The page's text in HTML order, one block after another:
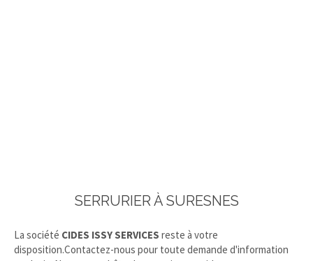
SERRURIER À SURESNES
La société CIDES ISSY SERVICES reste à votre
disposition.Contactez-nous pour toute demande d'information